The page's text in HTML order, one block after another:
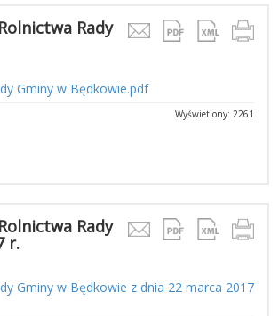
Rady
Gminy w Będkowie.pdf
Wyświetlony: 2261
Rady
r.
Gminy w Będkowie z dnia 22 marca 2017